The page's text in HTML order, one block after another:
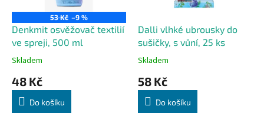
53 Kč –9 %
Denkmit osvěžovač textilií
ve spreji, 500 ml
Skladem
48 Kč
Do košíku
Dalli vlhké ubrousky do
sušičky, s vůní, 25 ks
Skladem
58 Kč
Do košíku